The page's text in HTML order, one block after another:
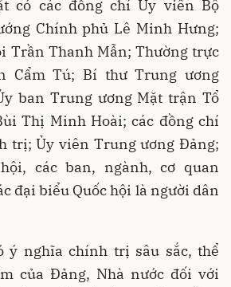
có các đồng chí Ủy viên Bộ
Chính phủ Lê Minh Hưng;
Trần Thanh Mẫn; Thường trực
Cẩm Tú; Bí thư Trung ương
ban Trung ương Mặt trận Tổ
Thị Minh Hoài; các đồng chí
trị; Ủy viên Trung ương Đảng;
các ban, ngành, cơ quan
đại biểu Quốc hội là người dân
ý nghĩa chính trị sâu sắc, thể
của Đảng, Nhà nước đối với